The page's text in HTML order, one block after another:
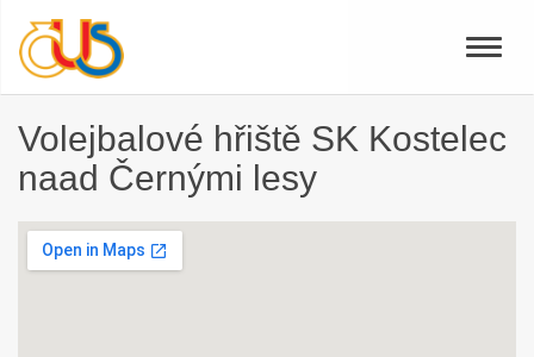
Toggle
Volejbalové hřiště SK Kostelec
naad Černými lesy